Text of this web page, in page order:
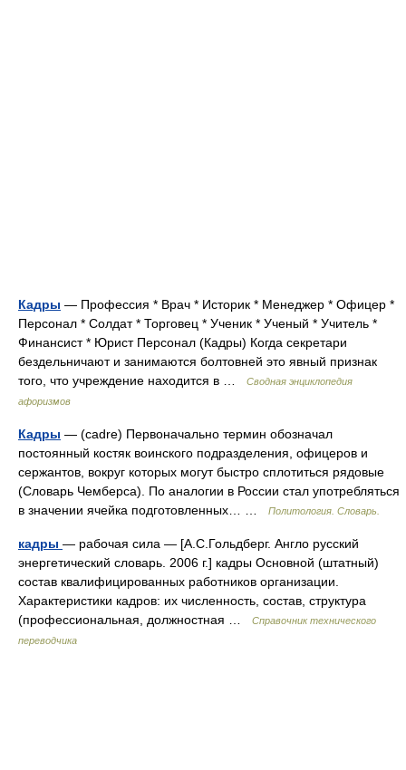
Кадры — Профессия * Врач * Историк * Менеджер * Офицер *
Персонал * Солдат * Торговец * Ученик * Ученый * Учитель *
Финансист * Юрист Персонал (Кадры) Когда секретари
бездельничают и занимаются болтовней это явный признак
того, что учреждение находится в …
Сводная энциклопедия
афоризмов
Кадры — (cadre) Первоначально термин обозначал
постоянный костяк воинского подразделения, офицеров и
сержантов, вокруг которых могут быстро сплотиться рядовые
(Словарь Чемберса). По аналогии в России стал употребляться
в значении ячейка подготовленных… …
Политология. Словарь.
кадры — рабочая сила — [А.С.Гольдберг. Англо русский
энергетический словарь. 2006 г.] кадры Основной (штатный)
состав квалифицированных работников организации.
Характеристики кадров: их численность, состав, структура
(профессиональная, должностная …
Справочник технического
переводчика